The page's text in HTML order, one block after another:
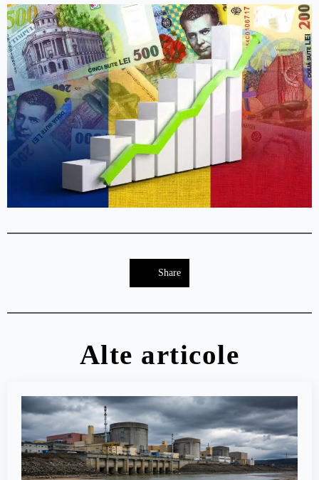
Share
Alte articole